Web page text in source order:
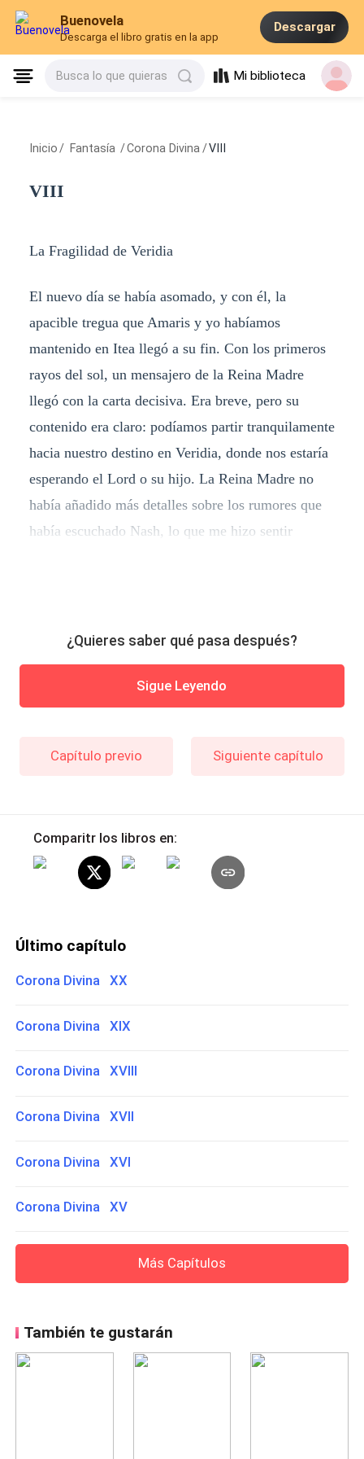
Buenovela
Descarga el libro gratis en la app
Descargar
Busca lo que quieras Mi biblioteca
Inicio / Fantasía /Corona Divina /VIII
VIII
La Fragilidad de Veridia
El nuevo día se había asomado, y con él, la
apacible tregua que Amaris y yo habíamos
mantenido en Itea llegó a su fin. Con los primeros
rayos del sol, un mensajero de la Reina Madre
llegó con la carta decisiva. Era breve, pero su
contenido era claro: podíamos partir tranquilamente
hacia nuestro destino en Veridia, donde nos estaría
esperando el Lord o su hijo. La Reina Madre no
había añadido más detalles sobre los rumores que
había escuchado Nash, lo que me hizo sentir
¿Quieres saber qué pasa después?
Sigue Leyendo
Capítulo previo Siguiente capítulo
Comparitr los libros en:
Último capítulo
Corona Divina XX
Corona Divina XIX
Corona Divina XVIII
Corona Divina XVII
Corona Divina XVI
Corona Divina XV
Más Capítulos
También te gustarán